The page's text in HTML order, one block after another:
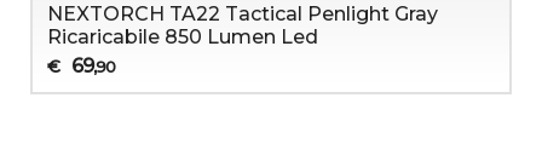
NEXTORCH TA22 Tactical Penlight Gray
Ricaricabile 850 Lumen Led
€ 69,90